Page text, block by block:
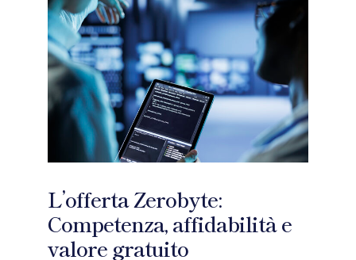
L’offerta Zerobyte:
Competenza, affidabilità e
valore gratuito